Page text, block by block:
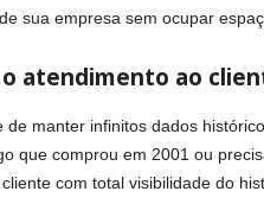
sua empresa sem ocupar
atendimento ao
de manter infinitos dados
que comprou em 2001 ou
com total visibilidade do